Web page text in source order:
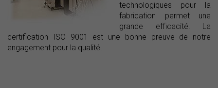
technologiques pour la
fabrication permet une
grande efficacité. La
certification ISO 9001 est une bonne preuve de notre
engagement pour la qualité.